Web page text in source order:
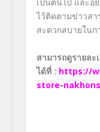
เป็นต้นไป และอ
ไว้ติดตามข่าวส
สะดวกสบายใน
สามารถดูรายละ
ได้ที่ : https://
store-